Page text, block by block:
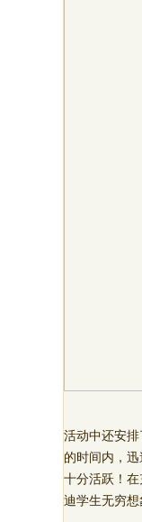
活动中还安
的时间内，
十分活跃！
迪学生无穷